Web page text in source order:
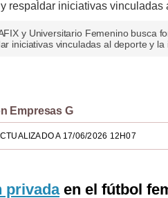
y Universitario Femenino busca
iniciativas vinculadas al deporte y la
Empresas G
A 17/06/2026 12H07
privadaen el fútbol